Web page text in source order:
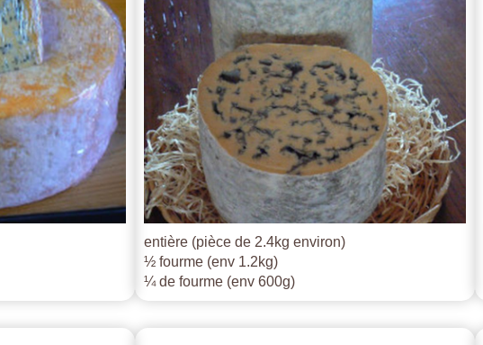
entière (pièce de 2.4kg environ)
½ fourme (env 1.2kg)
¼ de fourme (env 600g)